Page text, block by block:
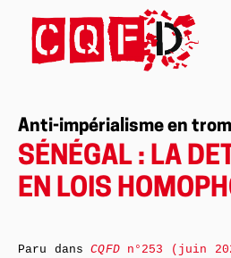
Anti-impérialisme en
SÉNÉGAL : LA
EN LOIS
Paru dansCQFDn°253 (juin